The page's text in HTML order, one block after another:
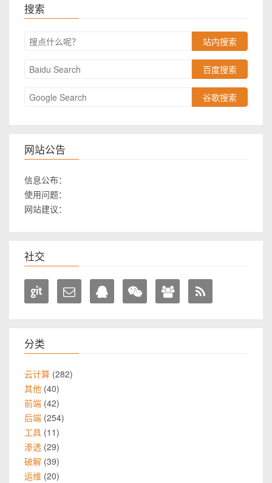
搜索
站内搜索
百度搜索
谷歌搜索
网站公告
信息公布：
使用问题：
网站建议：
社交
分类
云计算 282
其他 40
前端 42
后端 254
工具 11
渗透 29
破解 39
运维 20